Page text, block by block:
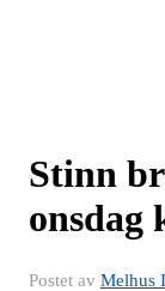
Stinn
onsdag
Postet av Melhus